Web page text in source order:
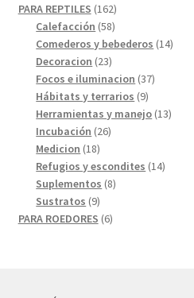
productos
PARA REPTILES 162162
productos
Calefacción 5858
productos
Comederos y bebederos 1414
Decoracion 2323
productos
Focos e iluminacion 3737
Hábitats y terrarios 99
productos
Herramientas y manejo 1313
Incubación 2626
Medicion 1818
productos
Refugios y escondites 1414
Suplementos 88
Sustratos 99
productos
PARA ROEDORES 66